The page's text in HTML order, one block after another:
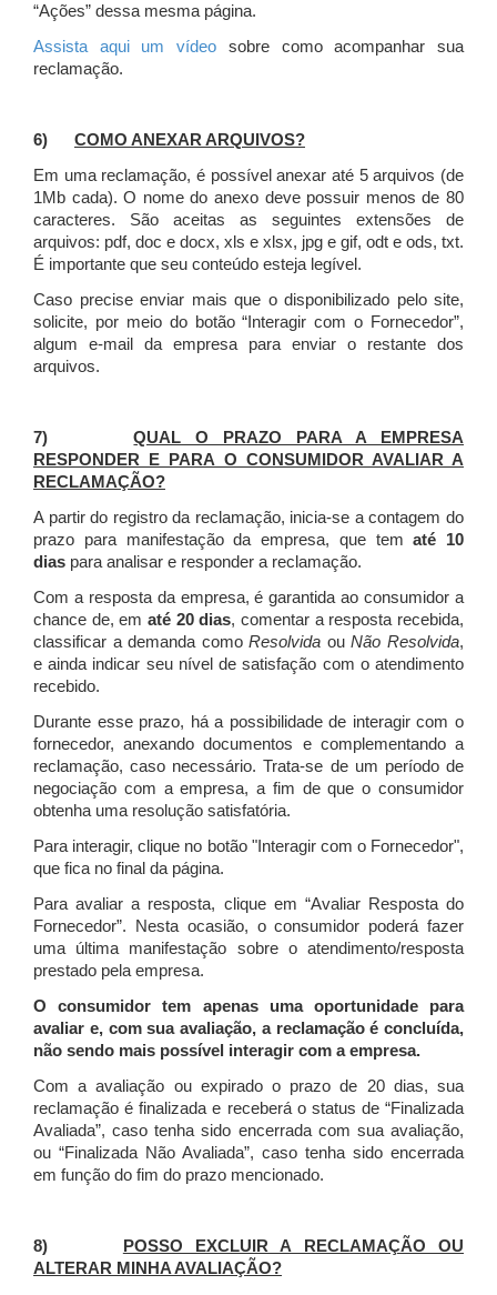
“Ações” dessa mesma página.
Assista aqui um vídeo sobre como acompanhar sua
reclamação.
6) COMO ANEXAR ARQUIVOS?
Em uma reclamação, é possível anexar até 5 arquivos (de
1Mb cada). O nome do anexo deve possuir menos de 80
caracteres. São aceitas as seguintes extensões de
arquivos: pdf, doc e docx, xls e xlsx, jpg e gif, odt e ods, txt.
É importante que seu conteúdo esteja legível.
Caso precise enviar mais que o disponibilizado pelo site,
solicite, por meio do botão “Interagir com o Fornecedor”,
algum e-mail da empresa para enviar o restante dos
arquivos.
7)QUAL O PRAZO PARA A EMPRESA
RESPONDER E PARA O CONSUMIDOR AVALIAR A
RECLAMAÇÃO?
A partir do registro da reclamação, inicia-se a contagem do
prazo para manifestação da empresa, que tematé 10
dias para analisar e responder a reclamação.
Com a resposta da empresa, é garantida ao consumidor a
chance de, em até 20 dias, comentar a resposta recebida,
classificar a demanda comoResolvida ouNão Resolvida,
e ainda indicar seu nível de satisfação com o atendimento
recebido.
Durante esse prazo, há a possibilidade de interagir com o
fornecedor, anexando documentos e complementando a
reclamação, caso necessário.Trata-se de um período de
negociação com a empresa, a fim de que o consumidor
obtenha uma resolução satisfatória.
Para interagir, clique no botão "Interagir com o Fornecedor",
que fica no final da página.
Para avaliar a resposta, clique em “Avaliar Resposta do
Fornecedor”. Nesta ocasião, o consumidor poderá fazer
uma última manifestação sobre o atendimento/resposta
prestado pela empresa.
O consumidor tem apenas uma oportunidade para
avaliar e, com sua avaliação, a reclamação é concluída,
não sendo mais possível interagir com a empresa.
Com a avaliação ou expirado o prazo de 20 dias, sua
reclamação é finalizada e receberá o status de “Finalizada
Avaliada”, caso tenha sido encerrada com sua avaliação,
ou “Finalizada Não Avaliada”, caso tenha sido encerrada
em função do fim do prazo mencionado.
8)
POSSO EXCLUIR A RECLAMAÇÃO OU
ALTERAR MINHA AVALIAÇÃO?